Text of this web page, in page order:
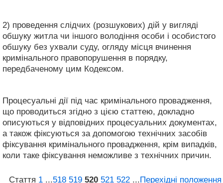
2) проведення слідчих (розшукових) дій у вигляді
обшуку житла чи іншого володіння особи і особистого
обшуку без ухвали суду, огляду місця вчинення
кримінального правопорушення в порядку,
передбаченому цим Кодексом.
Процесуальні дії під час кримінального провадження,
що проводиться згідно з цією статтею, докладно
описуються у відповідних процесуальних документах,
а також фіксуються за допомогою технічних засобів
фіксування кримінального провадження, крім випадків,
коли таке фіксування неможливе з технічних причин.
Стаття 1 ...518 519 520 521 522 ...Перехідні положення